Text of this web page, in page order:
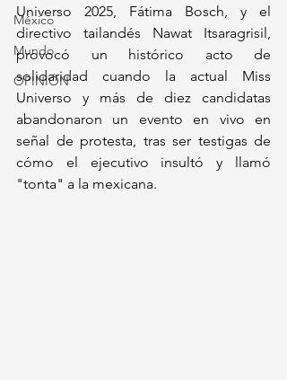
México
Mundo
OPINIÓN
Universo 2025, Fátima Bosch, y el
directivo tailandés Nawat Itsaragrisil,
provocó un histórico acto de
solidaridad cuando la actual Miss
Universo y más de diez candidatas
abandonaron un evento en vivo en
señal de protesta, tras ser testigas de
cómo el ejecutivo insultó y llamó
"tonta" a la mexicana.